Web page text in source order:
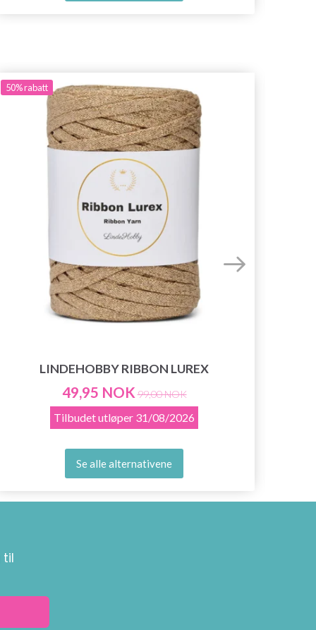
50%rabatt
LINDEHOBBY RIBBON LUREX
49,95 NOK 99,00 NOK
Tilbudet utløper 31/08/2026
Se alle alternativene
til